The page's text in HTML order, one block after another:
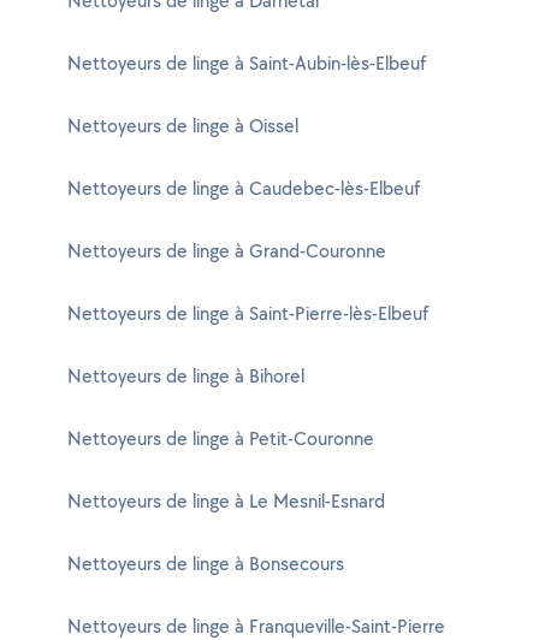
Nettoyeurs de linge à Saint-Aubin-lès-Elbeuf
Nettoyeurs de linge à Oissel
Nettoyeurs de linge à Caudebec-lès-Elbeuf
Nettoyeurs de linge à Grand-Couronne
Nettoyeurs de linge à Saint-Pierre-lès-Elbeuf
Nettoyeurs de linge à Bihorel
Nettoyeurs de linge à Petit-Couronne
Nettoyeurs de linge à Le Mesnil-Esnard
Nettoyeurs de linge à Bonsecours
Nettoyeurs de linge à Franqueville-Saint-Pierre